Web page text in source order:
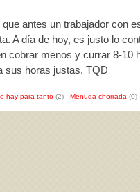
antes un trabajador con
A día de hoy, es justo lo
cobrar menos y currar 8-
sus horas justas. TQD
hay para tanto (2) - Menuda chorrada (0)